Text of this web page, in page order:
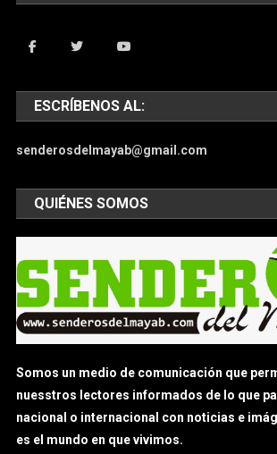
ESCRÍBENOS AL:
senderosdelmayab@gmail.com
QUIÉNES SOMOS
Somos un medio de comunicación que
nuesstros lectores informados de lo que
nacional o internacional con noticias e
es el mundo en que vivimos.